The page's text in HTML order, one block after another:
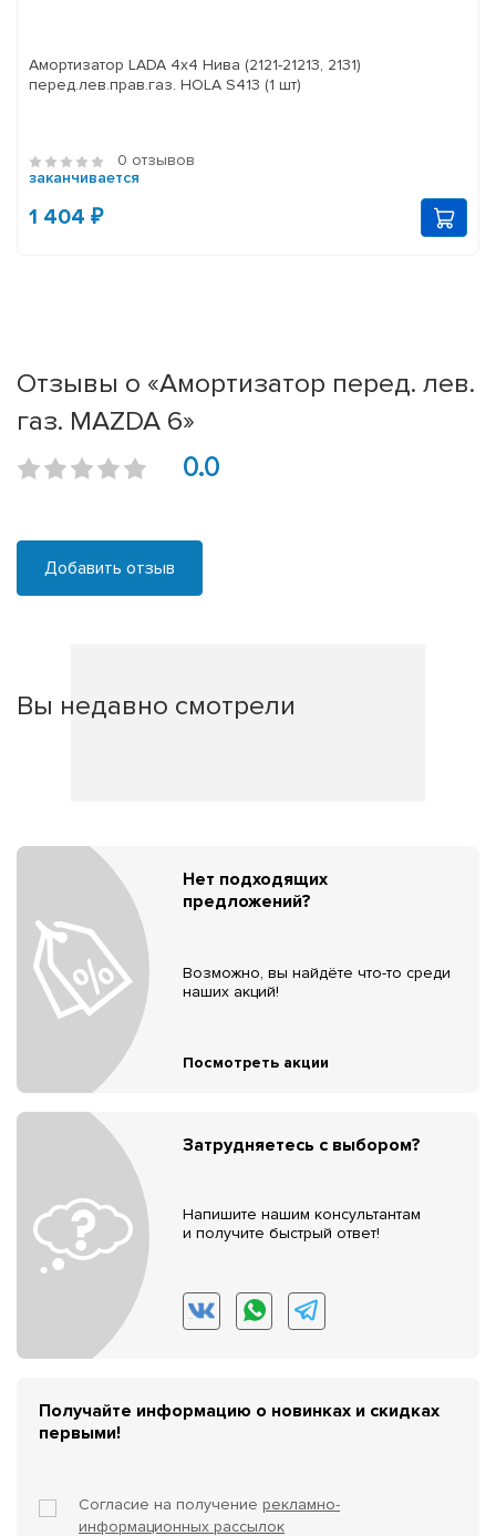
Амортизатор LADA 4x4 Нива (2121-21213, 2131)
перед.лев.прав.газ. HOLA S413 (1 шт)
0 отзывов
заканчивается
1 404 ₽
Отзывы о «Амортизатор перед. лев.
газ. MAZDA 6»
0.0
Добавить отзыв
Вы недавно смотрели
Нет подходящих
предложений?
Возможно, вы найдёте что-то среди
наших акций!
Посмотреть акции
Затрудняетесь с выбором?
Напишите нашим консультантам
и получите быстрый ответ!
Получайте информацию о новинках и скидках
первыми!
Согласие на получение рекламно-
информационных рассылок